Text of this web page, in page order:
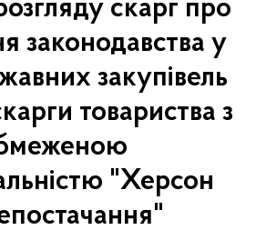
скарг про
законодавства у
закупівель
товариства з
"Херсон